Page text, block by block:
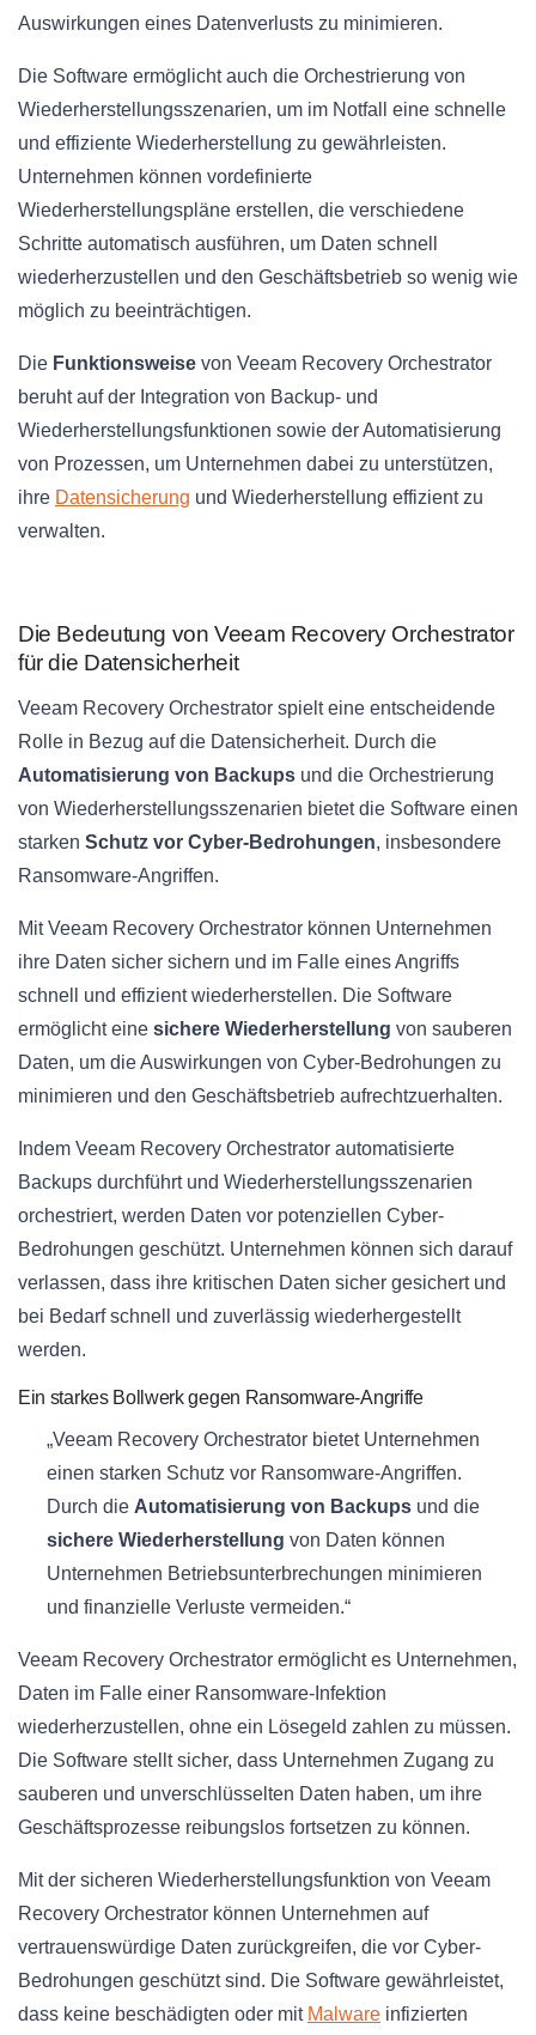
Auswirkungen eines Datenverlusts zu minimieren.
Die Software ermöglicht auch die Orchestrierung von
Wiederherstellungsszenarien, um im Notfall eine schnelle
und effiziente Wiederherstellung zu gewährleisten.
Unternehmen können vordefinierte
Wiederherstellungspläne erstellen, die verschiedene
Schritte automatisch ausführen, um Daten schnell
wiederherzustellen und den Geschäftsbetrieb so wenig wie
möglich zu beeinträchtigen.
Die Funktionsweise von Veeam Recovery Orchestrator
beruht auf der Integration von Backup- und
Wiederherstellungsfunktionen sowie der Automatisierung
von Prozessen, um Unternehmen dabei zu unterstützen,
ihre Datensicherung und Wiederherstellung effizient zu
verwalten.
Die Bedeutung von Veeam Recovery Orchestrator
für die Datensicherheit
Veeam Recovery Orchestrator spielt eine entscheidende
Rolle in Bezug auf die Datensicherheit. Durch die
Automatisierung von Backups und die Orchestrierung
von Wiederherstellungsszenarien bietet die Software einen
starken Schutz vor Cyber-Bedrohungen, insbesondere
Ransomware-Angriffen.
Mit Veeam Recovery Orchestrator können Unternehmen
ihre Daten sicher sichern und im Falle eines Angriffs
schnell und effizient wiederherstellen. Die Software
ermöglicht eine sichere Wiederherstellung von sauberen
Daten, um die Auswirkungen von Cyber-Bedrohungen zu
minimieren und den Geschäftsbetrieb aufrechtzuerhalten.
Indem Veeam Recovery Orchestrator automatisierte
Backups durchführt und Wiederherstellungsszenarien
orchestriert, werden Daten vor potenziellen Cyber-
Bedrohungen geschützt. Unternehmen können sich darauf
verlassen, dass ihre kritischen Daten sicher gesichert und
bei Bedarf schnell und zuverlässig wiederhergestellt
werden.
Ein starkes Bollwerk gegen Ransomware-Angriffe
„Veeam Recovery Orchestrator bietet Unternehmen
einen starken Schutz vor Ransomware-Angriffen.
Durch die Automatisierung von Backups und die
sichere Wiederherstellung von Daten können
Unternehmen Betriebsunterbrechungen minimieren
und finanzielle Verluste vermeiden.“
Veeam Recovery Orchestrator ermöglicht es Unternehmen,
Daten im Falle einer Ransomware-Infektion
wiederherzustellen, ohne ein Lösegeld zahlen zu müssen.
Die Software stellt sicher, dass Unternehmen Zugang zu
sauberen und unverschlüsselten Daten haben, um ihre
Geschäftsprozesse reibungslos fortsetzen zu können.
Mit der sicheren Wiederherstellungsfunktion von Veeam
Recovery Orchestrator können Unternehmen auf
vertrauenswürdige Daten zurückgreifen, die vor Cyber-
Bedrohungen geschützt sind. Die Software gewährleistet,
dass keine beschädigten oder mit Malware infizierten